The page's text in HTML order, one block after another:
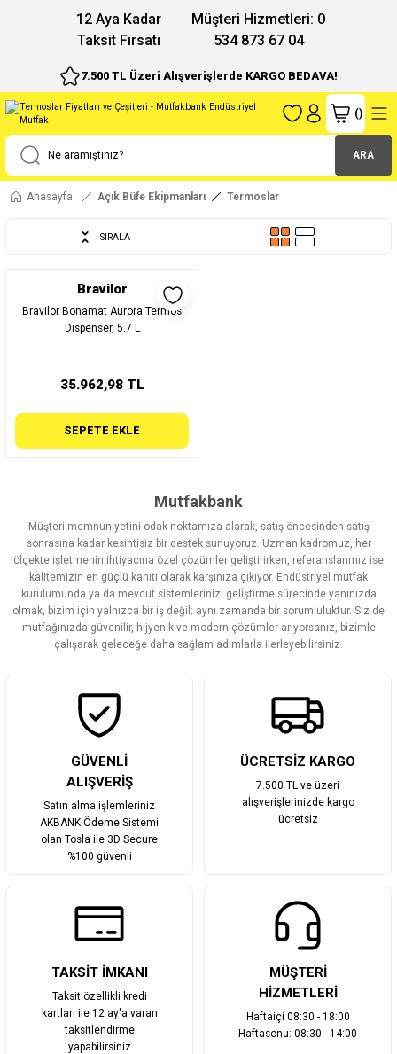
12 Aya Kadar
Taksit Fırsatı
Müşteri Hizmetleri: 0
534 873 67 04
7.500 TL Üzeri Alışverişlerde KARGO BEDAVA!
ARA
()
Anasayfa Açık Büfe Ekipmanları Termoslar
SIRALA
Bravilor
Bravilor Bonamat Aurora Termos
Dispenser, 5.7 L
35.962,98 TL
SEPETE EKLE
Mutfakbank
Müşteri memnuniyetini odak noktamıza alarak, satış öncesinden satış
sonrasına kadar kesintisiz bir destek sunuyoruz. Uzman kadromuz, her
ölçekte işletmenin ihtiyacına özel çözümler geliştirirken, referanslarımız ise
kalitemizin en güçlü kanıtı olarak karşınıza çıkıyor. Endüstriyel mutfak
kurulumunda ya da mevcut sistemlerinizi geliştirme sürecinde yanınızda
olmak, bizim için yalnızca bir iş değil; aynı zamanda bir sorumluluktur. Siz de
mutfağınızda güvenilir, hijyenik ve modern çözümler arıyorsanız, bizimle
çalışarak geleceğe daha sağlam adımlarla ilerleyebilirsiniz.
GÜVENLİ
ALIŞVERİŞ
Satın alma işlemleriniz
AKBANK Ödeme Sistemi
olan Tosla ile 3D Secure
%100 güvenli
ÜCRETSİZ KARGO
7.500 TL ve üzeri
alışverişlerinizde kargo
ücretsiz
TAKSİT İMKANI
Taksit özellikli kredi
kartları ile 12 ay'a varan
taksitlendirme
yapabilirsiniz
MÜŞTERİ
HİZMETLERİ
Haftaiçi 08:30 - 18:00
Haftasonu: 08:30 - 14:00